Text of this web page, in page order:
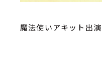
魔法使いアキット出